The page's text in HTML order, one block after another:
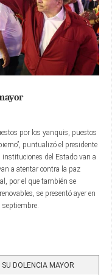
por los yanquis, puestos
puntualizó el presidente
instituciones del Estado van a
a atentar contra la paz
por el que también se
se presentó ayer en
DOLENCIA MAYOR